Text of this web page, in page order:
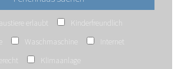
erlaubt
Kinderfreundlich
Waschmaschine
Internet
Klimaanlage